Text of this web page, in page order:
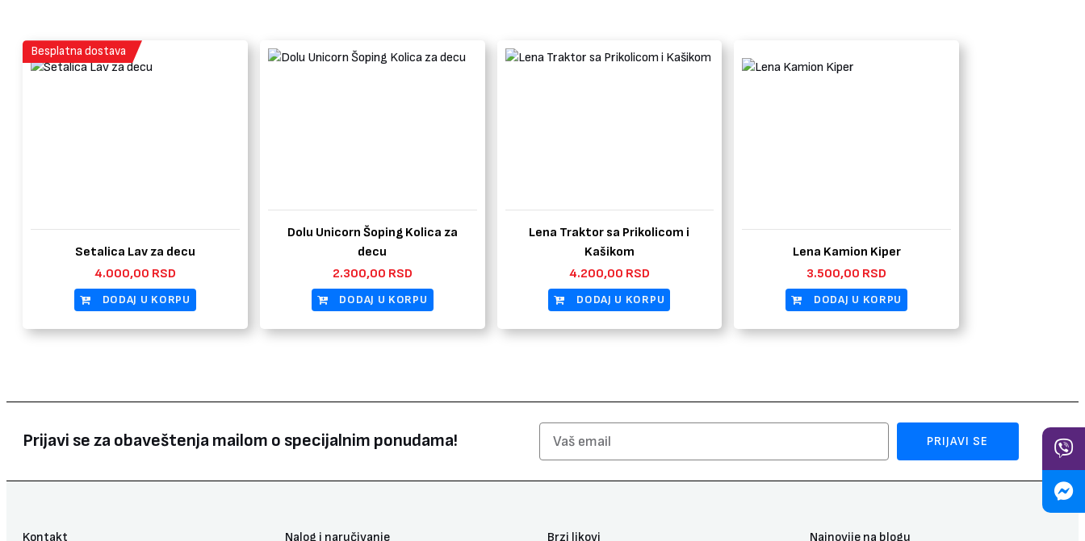
Besplatna dostava
Setalica Lav za decu
4.000,00 RSD
DODAJ U KORPU
Dolu Unicorn Šoping Kolica za
decu
2.300,00 RSD
DODAJ U KORPU
Lena Traktor sa Prikolicom i
Kašikom
4.200,00 RSD
DODAJ U KORPU
Lena Kamion Kiper
3.500,00 RSD
DODAJ U KORPU
Prijavi se za obaveštenja mailom o specijalnim ponudama! PRIJAVI SE
Kontakt Nalog i naručivanje Brzi likovi Najnovije na blogu